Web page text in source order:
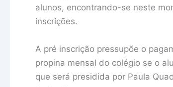
alunos, encontrando-se neste
inscrições.
A pré inscrição pressupõe o
propina mensal do colégio se o
que será presidida por Paula